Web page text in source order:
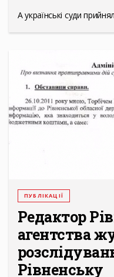
А українські суди
ПУБЛІКАЦІЇ
Редактор
агентства
Рівненську